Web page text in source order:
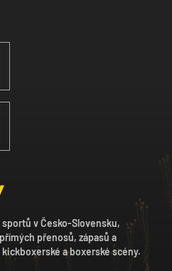
v Česko-Slovensku,
přenosů, zápasů a
a boxerské scény.